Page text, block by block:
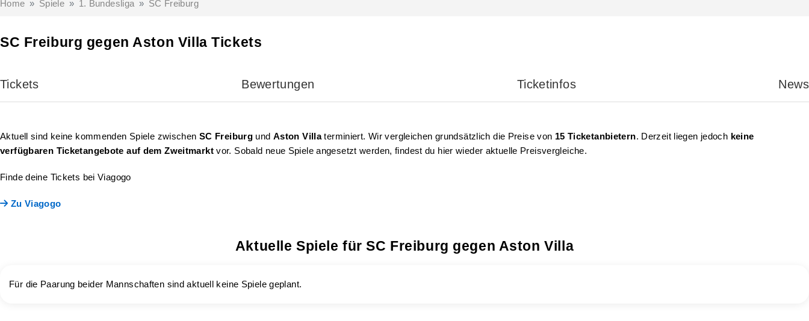
SC Freiburg gegen Aston Villa Tickets
Home Spiele 1. Bundesliga SC Freiburg
Tickets Bewertungen Ticketinfos News
Aktuell sind keine kommenden Spiele zwischen SC Freiburg und Aston Villaterminiert. Wir vergleichen grundsätzlich die Preise von 15 Ticketanbietern. Derzeit liegen jedoch keine
verfügbaren Ticketangebote auf dem Zweitmarktvor. Sobald neue Spiele angesetzt werden, findest du hier wieder aktuelle Preisvergleiche.
Finde deine Tickets bei Viagogo
Zu Viagogo
Aktuelle Spiele für SC Freiburg gegen Aston Villa
Für die Paarung beider Mannschaften sind aktuell keine Spiele geplant.